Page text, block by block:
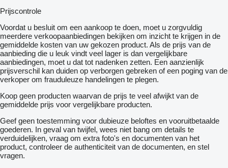
Prijscontrole
Voordat u besluit om een ​​aankoop te doen, moet u zorgvuldig
meerdere verkoopaanbiedingen bekijken om inzicht te krijgen in de
gemiddelde kosten van uw gekozen product. Als de prijs van de
aanbieding die u leuk vindt veel lager is dan vergelijkbare
aanbiedingen, moet u dat tot nadenken zetten. Een aanzienlijk
prijsverschil kan duiden op verborgen gebreken of een poging van de
verkoper om frauduleuze handelingen te plegen.
Koop geen producten waarvan de prijs te veel afwijkt van de
gemiddelde prijs voor vergelijkbare producten.
Geef geen toestemming voor dubieuze beloftes en vooruitbetaalde
goederen. In geval van twijfel, wees niet bang om details te
verduidelijken, vraag om extra foto's en documenten van het
product, controleer de authenticiteit van de documenten, en stel
vragen.